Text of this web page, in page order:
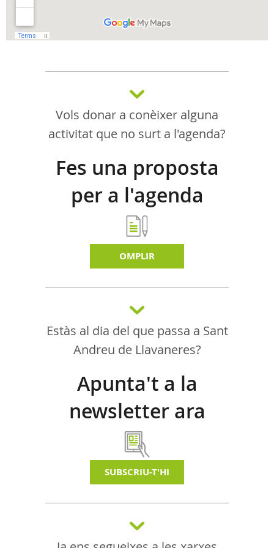
Vols donar a conèixer alguna
activitat que no surt a l'agenda?
Fes una proposta
per a l'agenda
d'activitats
OMPLIR
Estàs al dia del que passa a Sant
Andreu de Llavaneres?
Apunta't a la
newsletter ara
SUBSCRIU-T'HI